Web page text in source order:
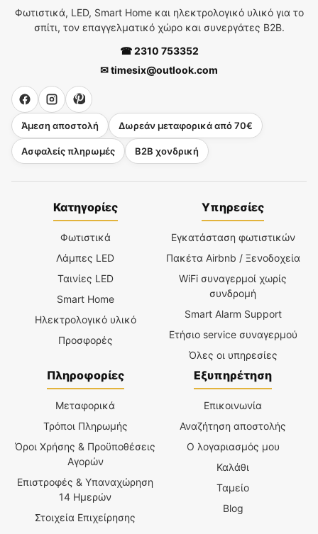
Φωτιστικά, LED, Smart Home και ηλεκτρολογικό υλικό για το
σπίτι, τον επαγγελματικό χώρο και συνεργάτες B2B.
☎ 2310 753352
✉ timesix@outlook.com
Άμεση αποστολή Δωρεάν μεταφορικά από 70€
Ασφαλείς πληρωμές B2B χονδρική
Κατηγορίες
Φωτιστικά
Λάμπες LED
Ταινίες LED
Smart Home
Ηλεκτρολογικό υλικό
Προσφορές
Υπηρεσίες
Εγκατάσταση φωτιστικών
Πακέτα Airbnb / Ξενοδοχεία
WiFi συναγερμοί χωρίς
συνδρομή
Smart Alarm Support
Ετήσιο service συναγερμού
Όλες οι υπηρεσίες
Πληροφορίες
Μεταφορικά
Τρόποι Πληρωμής
Όροι Χρήσης & Προϋποθέσεις
Αγορών
Επιστροφές & Υπαναχώρηση
14 Ημερών
Στοιχεία Επιχείρησης
Εξυπηρέτηση
Επικοινωνία
Αναζήτηση αποστολής
Ο λογαριασμός μου
Καλάθι
Ταμείο
Blog